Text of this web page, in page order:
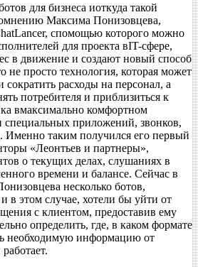
для бизнеса иоткуда такой
Максима Понизовцева,
спомощью которого можно
для проекта вIT-сфере,
в движение и создают новый способ
не просто технология, которая может
сократить расходы на персонал, а
потребителя и приблизиться к
вмаксимально комфортном
специальных приложений, звонков,
Именно таким получился его первый
«Леонтьев и партнеры»,
о текущих делах, слушаниях в
времени и балансе. Сейчас в
несколько ботов,
в этом случае, хотели бы уйти от
с клиентом, предоставив ему
определить, где, в каком формате
необходимую информацию от